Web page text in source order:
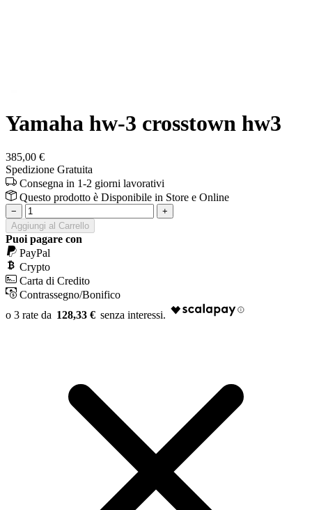
Yamaha hw-3 crosstown hw3
385,00 €
Spedizione Gratuita
Consegna in 1-2 giorni lavorativi
Questo prodotto è Disponibile in Store e Online
−
+
Aggiungi al Carrello
Puoi pagare con
PayPal
Crypto
Carta di Credito
Contrassegno/Bonifico
128,33 €